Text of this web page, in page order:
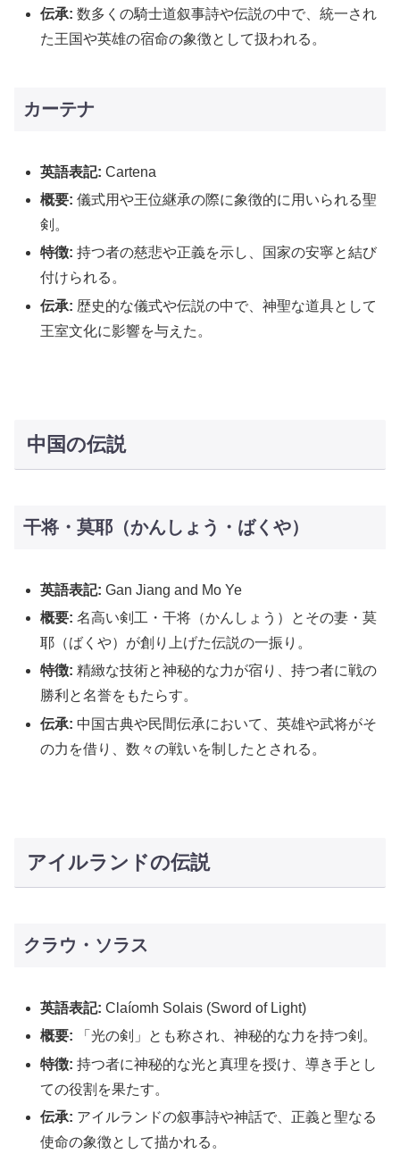
伝承: 数多くの騎士道叙事詩や伝説の中で、統一され
た王国や英雄の宿命の象徴として扱われる。
カーテナ
英語表記: Cartena
概要: 儀式用や王位継承の際に象徴的に用いられる聖
剣。
特徴: 持つ者の慈悲や正義を示し、国家の安寧と結び
付けられる。
伝承: 歴史的な儀式や伝説の中で、神聖な道具として
王室文化に影響を与えた。
中国の伝説
干将・莫耶（かんしょう・ばくや）
英語表記: Gan Jiang and Mo Ye
概要: 名高い剣工・干将（かんしょう）とその妻・莫
耶（ばくや）が創り上げた伝説の一振り。
特徴: 精緻な技術と神秘的な力が宿り、持つ者に戦の
勝利と名誉をもたらす。
伝承: 中国古典や民間伝承において、英雄や武将がそ
の力を借り、数々の戦いを制したとされる。
アイルランドの伝説
クラウ・ソラス
英語表記: Claíomh Solais (Sword of Light)
概要: 「光の剣」とも称され、神秘的な力を持つ剣。
特徴: 持つ者に神秘的な光と真理を授け、導き手とし
ての役割を果たす。
伝承: アイルランドの叙事詩や神話で、正義と聖なる
使命の象徴として描かれる。